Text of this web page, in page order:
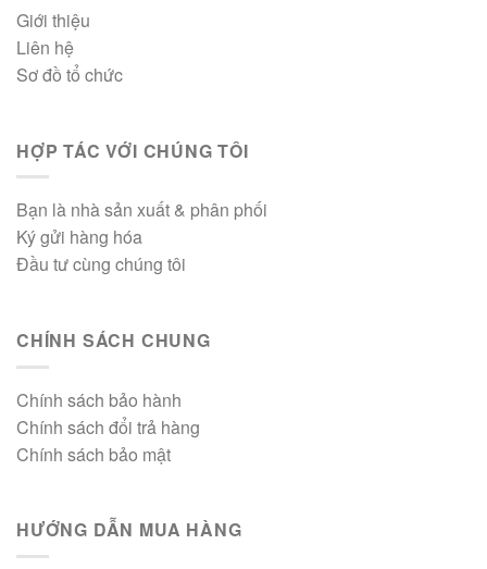
Giới thiệu
Liên hệ
Sơ đồ tổ chức
HỢP TÁC VỚI CHÚNG TÔI
Bạn là nhà sản xuất & phân phối
Ký gửi hàng hóa
Đầu tư cùng chúng tôi
CHÍNH SÁCH CHUNG
Chính sách bảo hành
Chính sách đổi trả hàng
Chính sách bảo mật
HƯỚNG DẪN MUA HÀNG